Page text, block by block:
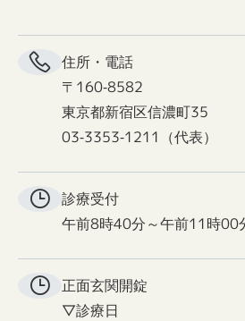
住所・電話
〒160-8582
東京都新宿区信濃町35
03-3353-1211（代表）
診療受付
午前8時40分～午前11時00
正面玄関開錠
▽診療日